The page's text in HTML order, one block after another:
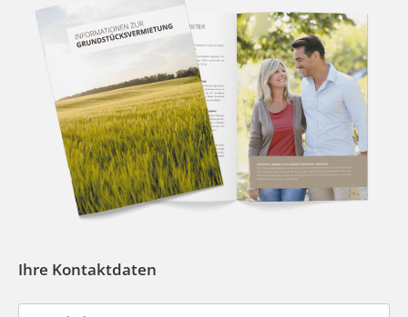
Ihre Kontaktdaten